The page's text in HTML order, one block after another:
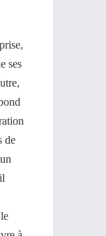
ses
de